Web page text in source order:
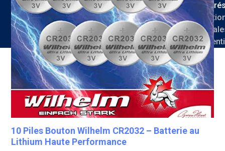
10 Piles Bouton Wilhelm CR2032 – Batterie au
Lithium Haute Performance